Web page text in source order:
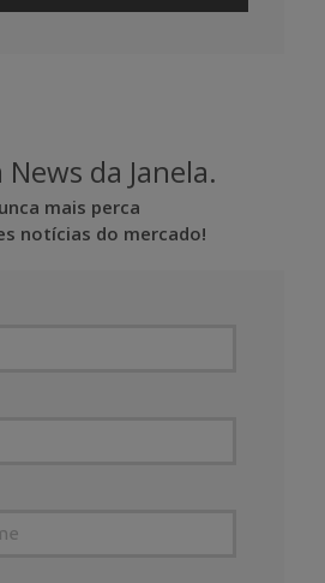
News da Janela.
mais perca
notícias do mercado!